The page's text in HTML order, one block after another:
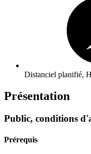
Distanciel planifié,
Présentation
Public, conditions
Prérequis